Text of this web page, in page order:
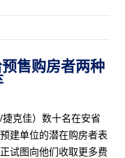
预售购房者两种
/捷克佳）数十名在安省
建单位的潜在购房者表
试图向他们收取更多费